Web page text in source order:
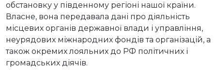
обстановку у південному регіоні нашої країни.
Власне, вона передавала дані про діяльність
місцевих органів державної влади і управління,
неурядових міжнародних фондів та організацій, а
також окремих лояльних до РФ політичних і
громадських діячів.